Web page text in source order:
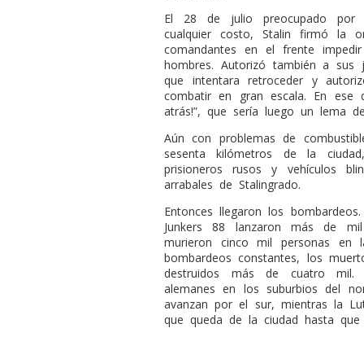
El 28 de julio preocupado por
cualquier costo, Stalin firmó la
comandantes en el frente
hombres. Autorizó también a
que intentara retroceder y
combatir en gran escala. En ese
atrás!”, que sería luego un lema
Aún con problemas de
sesenta kilómetros de la
prisioneros rusos y vehículos
arrabales de Stalingrado.
Entonces llegaron los
Junkers 88 lanzaron más de
murieron cinco mil personas
bombardeos constantes, los
destruidos más de cuatro mil.
alemanes en los suburbios del
avanzan por el sur, mientras la
que queda de la ciudad hasta